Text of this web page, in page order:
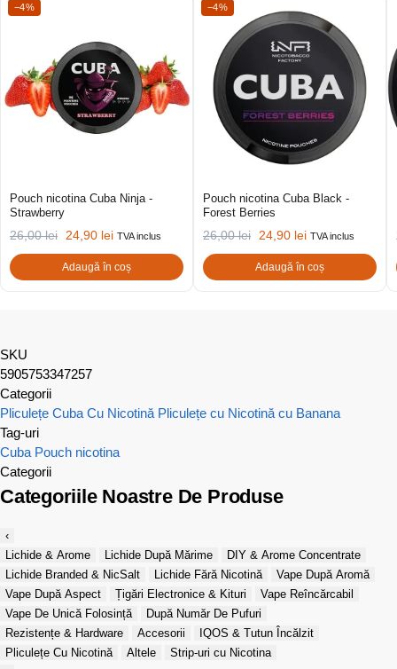
−4%
Pouch nicotina Cuba Ninja -
Strawberry
26,00lei 24,90 lei TVA inclus
Adaugă în coș
−4%
Pouch nicotina Cuba Black -
Forest Berries
26,00lei 24,90 lei TVA inclus
Adaugă în coș
SKU
5905753347257
Categorii
Pliculețe Cuba Cu Nicotină Pliculețe cu Nicotină cu Banana
Tag-uri
Cuba Pouch nicotina
Categorii
Categoriile Noastre De Produse
‹
Lichide & Arome
Lichide După Mărime
DIY & Arome Concentrate
Lichide Branded & NicSalt
Lichide Fără Nicotină
Vape După Aromă
Vape După Aspect
Țigări Electronice & Kituri
Vape Reîncărcabil
Vape De Unică Folosință
După Număr De Pufuri
Rezistențe & Hardware
Accesorii
IQOS & Tutun Încălzit
Pliculețe Cu Nicotină
Altele
Strip-uri cu Nicotina